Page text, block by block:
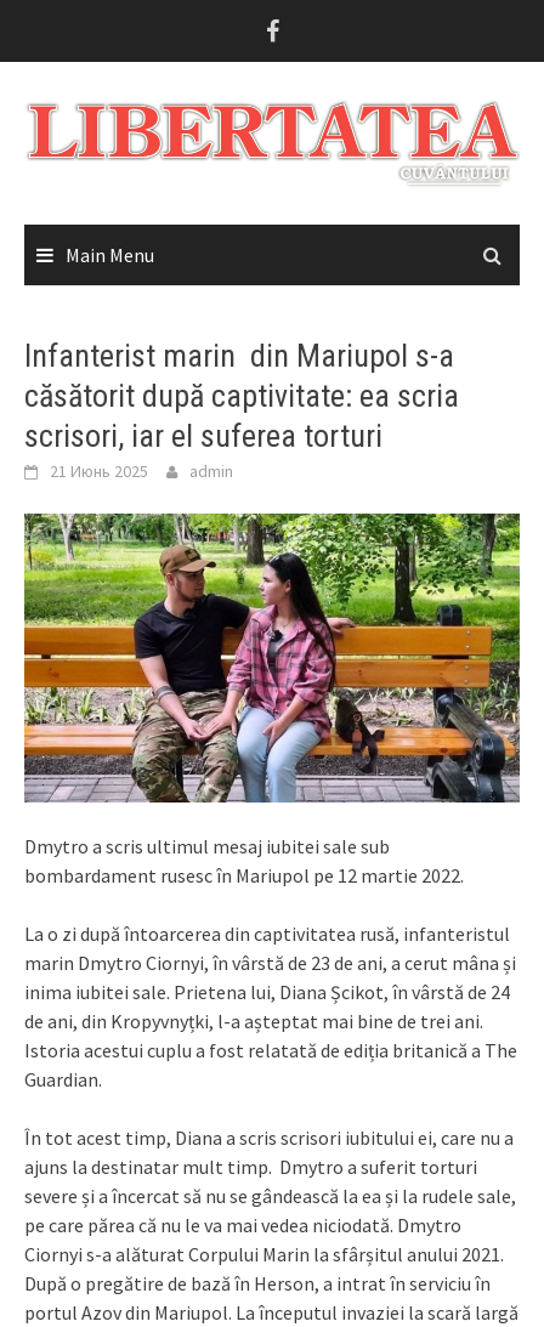
Main Menu
Infanterist marin din Mariupol s-a
căsătorit după captivitate: ea scria
scrisori, iar el suferea torturi
21 Июнь 2025 admin
Dmytro a scris ultimul mesaj iubitei sale sub
bombardament rusesc în Mariupol pe 12 martie 2022.
La o zi după întoarcerea din captivitatea rusă, infanteristul
marin Dmytro Ciornyi, în vârstă de 23 de ani, a cerut mâna și
inima iubitei sale. Prietena lui, Diana Șcikot, în vârstă de 24
de ani, din Kropyvnyțki, l-a așteptat mai bine de trei ani.
Istoria acestui cuplu a fost relatată de ediția britanică a The
Guardian.
În tot acest timp, Diana a scris scrisori iubitului ei, care nu a
ajuns la destinatar mult timp. Dmytro a suferit torturi
severe și a încercat să nu se gândească la ea și la rudele sale,
pe care părea că nu le va mai vedea niciodată. Dmytro
Ciornyi s-a alăturat Corpului Marin la sfârșitul anului 2021.
După o pregătire de bază în Herson, a intrat în serviciu în
portul Azov din Mariupol. La începutul invaziei la scară largă